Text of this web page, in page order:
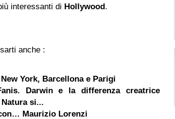
interessanti di Hollywood.
anche :
York, Barcellona e Parigi
Darwin e la differenza creatrice
si...
Maurizio Lorenzi